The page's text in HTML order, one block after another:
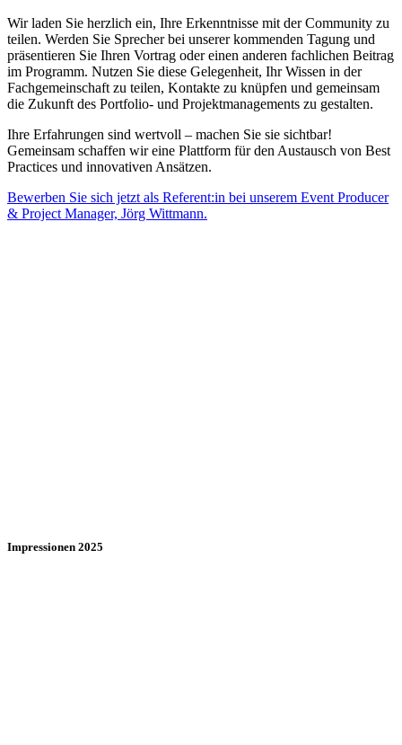
Wir laden Sie herzlich ein, Ihre Erkenntnisse mit der Community zu
teilen. Werden Sie Sprecher bei unserer kommenden Tagung und
präsentieren Sie Ihren Vortrag oder einen anderen fachlichen Beitrag
im Programm. Nutzen Sie diese Gelegenheit, Ihr Wissen in der
Fachgemeinschaft zu teilen, Kontakte zu knüpfen und gemeinsam
die Zukunft des Portfolio- und Projektmanagements zu gestalten.
Ihre Erfahrungen sind wertvoll – machen Sie sie sichtbar!
Gemeinsam schaffen wir eine Plattform für den Austausch von Best
Practices und innovativen Ansätzen.
Bewerben Sie sich jetzt als Referent:in bei unserem Event Producer
& Project Manager, Jörg Wittmann.
Impressionen 2025